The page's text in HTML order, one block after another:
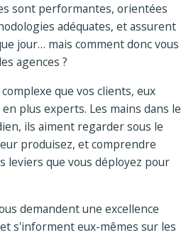
sont performantes, orientées
adéquates, et assurent
jour… mais comment donc vous
agences ?
que vos clients, eux
plus experts. Les mains dans le
ils aiment regarder sous le
produisez, et comprendre
leviers que vous déployez pour
demandent une excellence
s'informent eux-mêmes sur les